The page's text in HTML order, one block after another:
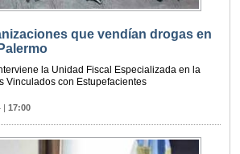
que vendían drogas en
la Unidad Fiscal Especializada en la
Vinculados con Estupefacientes
17:00